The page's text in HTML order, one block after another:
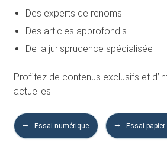
Des experts de renoms
Des articles approfondis
De la jurisprudence spécialisée
Profitez de contenus exclusifs et
actuelles.
Essai numérique Essai